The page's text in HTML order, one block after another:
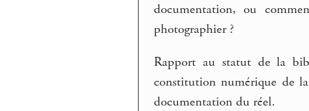
documentation, ou
photographier ?
Rapport au statut de la
constitution numérique de
documentation du réel.